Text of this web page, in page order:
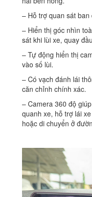
– Hỗ trợ quan sát
– Hiển thị góc nhìn
sát khi lùi xe, quay
– Tự động hiển thị
vào số lùi.
– Có vạch đánh lái
căn chỉnh chính xác.
– Camera 360 độ
quanh xe, hỗ trợ lái
hoặc di chuyển ở